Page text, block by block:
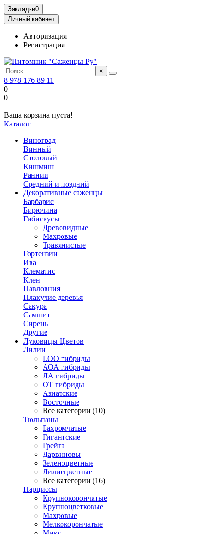
Закладки0
Личный кабинет
Авторизация
Регистрация
×
8 978 176 89 11
0
0
Ваша корзина пуста!
Каталог
Виноград
Винный
Столовый
Кишмиш
Ранний
Средний и поздний
Декоративные саженцы
Барбарис
Бирючина
Гибискусы
Древовидные
Махровые
Травянистые
Гортензии
Ива
Клематис
Клен
Павловния
Плакучие деревья
Сакура
Самшит
Сирень
Другие
Луковицы Цветов
Лилии
LOO гибриды
АОА гибриды
ЛА гибриды
ОТ гибриды
Азиатские
Восточные
Все категории (10)
Тюльпаны
Бахромчатые
Гигантские
Грейга
Дарвиновы
Зеленоцветные
Лилиецветные
Все категории (16)
Нарциссы
Крупнокорончатые
Крупноцветковые
Махровые
Мелкокорончатые